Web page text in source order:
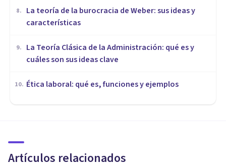
8.
La teoría de la burocracia de Weber: sus ideas y
características
9.
La Teoría Clásica de la Administración: qué es y
cuáles son sus ideas clave
10. Ética laboral: qué es, funciones y ejemplos
Artículos relacionados
son sus beneficios?